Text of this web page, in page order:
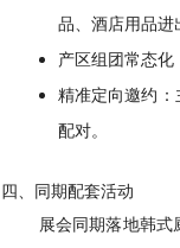
品、酒店用品进
产区组团常态化
精准定向邀约
配对。
四、同期配套活动
展会同期落地韩